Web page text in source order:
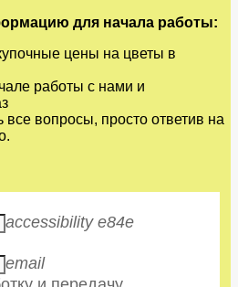
для начала работы:
цены на цветы в
работы с нами и
все вопросы, просто ответив на
accessibility e84e
email